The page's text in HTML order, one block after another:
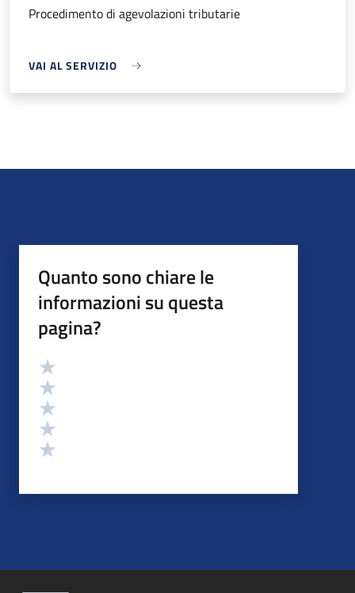
Procedimento di agevolazioni tributarie
VAI AL SERVIZIO
Quanto sono chiare le
informazioni su questa
pagina?
Valutazione